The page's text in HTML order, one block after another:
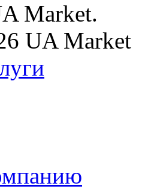
Market.
UA Market